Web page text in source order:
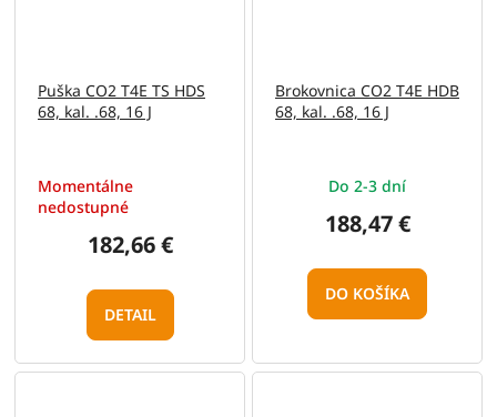
Puška CO2 T4E TS HDS
68, kal. .68, 16 J
Momentálne
nedostupné
182,66 €
DETAIL
Brokovnica CO2 T4E HDB
68, kal. .68, 16 J
Do 2-3 dní
188,47 €
DO KOŠÍKA